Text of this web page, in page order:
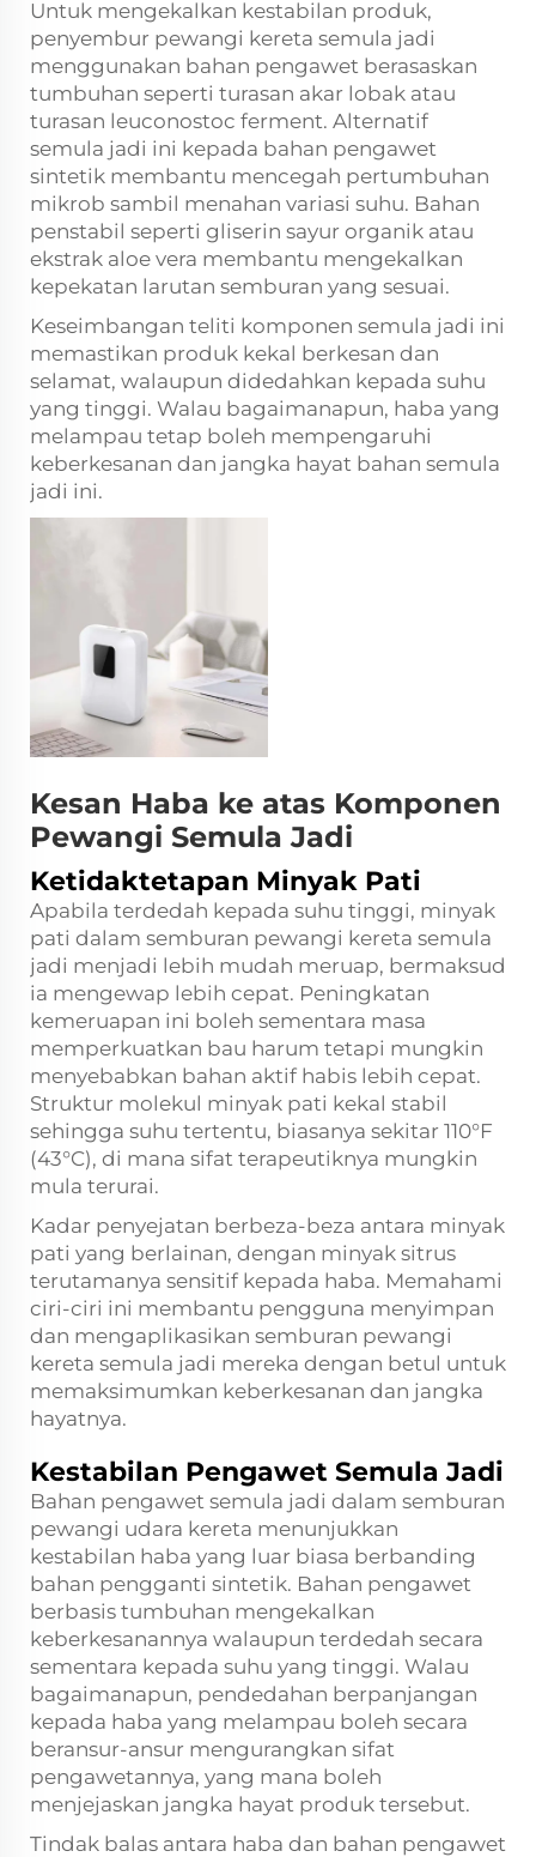
Untuk mengekalkan kestabilan produk,
penyembur pewangi kereta semula jadi
menggunakan bahan pengawet berasaskan
tumbuhan seperti turasan akar lobak atau
turasan leuconostoc ferment. Alternatif
semula jadi ini kepada bahan pengawet
sintetik membantu mencegah pertumbuhan
mikrob sambil menahan variasi suhu. Bahan
penstabil seperti gliserin sayur organik atau
ekstrak aloe vera membantu mengekalkan
kepekatan larutan semburan yang sesuai.
Keseimbangan teliti komponen semula jadi ini
memastikan produk kekal berkesan dan
selamat, walaupun didedahkan kepada suhu
yang tinggi. Walau bagaimanapun, haba yang
melampau tetap boleh mempengaruhi
keberkesanan dan jangka hayat bahan semula
jadi ini.
Kesan Haba ke atas Komponen
Pewangi Semula Jadi
Ketidaktetapan Minyak Pati
Apabila terdedah kepada suhu tinggi, minyak
pati dalam semburan pewangi kereta semula
jadi menjadi lebih mudah meruap, bermaksud
ia mengewap lebih cepat. Peningkatan
kemeruapan ini boleh sementara masa
memperkuatkan bau harum tetapi mungkin
menyebabkan bahan aktif habis lebih cepat.
Struktur molekul minyak pati kekal stabil
sehingga suhu tertentu, biasanya sekitar 110°F
(43°C), di mana sifat terapeutiknya mungkin
mula terurai.
Kadar penyejatan berbeza-beza antara minyak
pati yang berlainan, dengan minyak sitrus
terutamanya sensitif kepada haba. Memahami
ciri-ciri ini membantu pengguna menyimpan
dan mengaplikasikan semburan pewangi
kereta semula jadi mereka dengan betul untuk
memaksimumkan keberkesanan dan jangka
hayatnya.
Kestabilan Pengawet Semula Jadi
Bahan pengawet semula jadi dalam semburan
pewangi udara kereta menunjukkan
kestabilan haba yang luar biasa berbanding
bahan pengganti sintetik. Bahan pengawet
berbasis tumbuhan mengekalkan
keberkesanannya walaupun terdedah secara
sementara kepada suhu yang tinggi. Walau
bagaimanapun, pendedahan berpanjangan
kepada haba yang melampau boleh secara
beransur-ansur mengurangkan sifat
pengawetannya, yang mana boleh
menjejaskan jangka hayat produk tersebut.
Tindak balas antara haba dan bahan pengawet